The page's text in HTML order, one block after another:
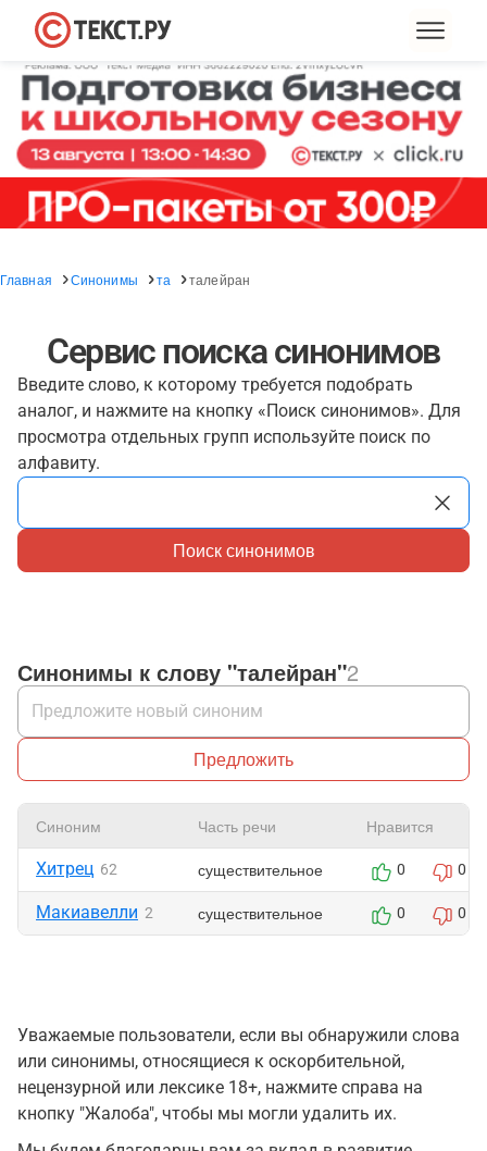
Главная Синонимы та талейран
Сервис поиска синонимов
Введите слово, к которому требуется подобрать
аналог, и нажмите на кнопку «Поиск синонимов». Для
просмотра отдельных групп используйте поиск по
алфавиту.
Поиск синонимов
Синонимы к слову "талейран"2
Предложить
Синоним Часть речи Нравится
Хитрец 62 существительное 0 0
Макиавелли 2 существительное 0 0
Уважаемые пользователи, если вы обнаружили слова
или синонимы, относящиеся к оскорбительной,
нецензурной или лексике 18+, нажмите справа на
кнопку "Жалоба", чтобы мы могли удалить их.